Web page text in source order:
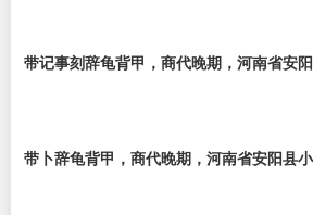
带记事刻辞龟背甲，商代晚期，河南省安
带卜辞龟背甲，商代晚期，河南省安阳县